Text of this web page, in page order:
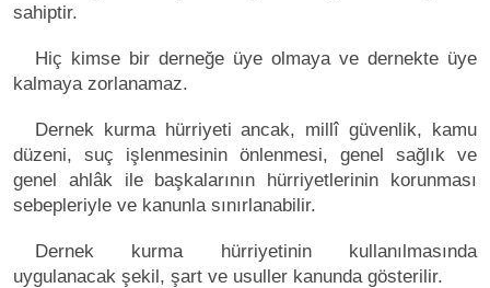
sahiptir.
Hiç kimse bir derneğe üye olmaya ve dernekte üye
kalmaya zorlanamaz.
Dernek kurma hürriyeti ancak, millî güvenlik, kamu
düzeni, suç işlenmesinin önlenmesi, genel sağlık ve
genel ahlâk ile başkalarının hürriyetlerinin korunması
sebepleriyle ve kanunla sınırlanabilir.
Dernek kurma hürriyetinin kullanılmasında
uygulanacak şekil, şart ve usuller kanunda gösterilir.